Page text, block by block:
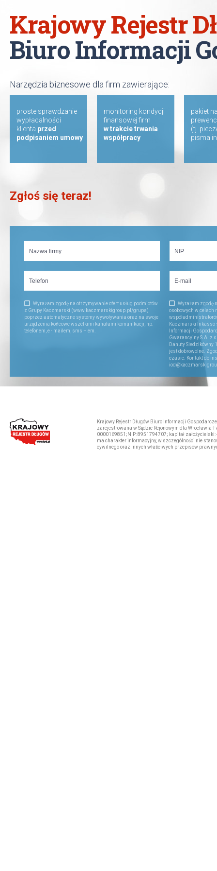
Krajowy Rejestr
Biuro Informacji
Narzędzia biznesowe dla firm zawierające:
proste sprawdzanie
wypłacalności
klienta przed
podpisaniem umowy
monitoring kondycji
finansowej firm
w trakcie trwania
współpracy
pakiet
(tj.
pisma
Zgłoś się teraz!
Wyrażam zgodę na otrzymywanie ofert usług podmiotów
z Grupy Kaczmarski (www.kaczmarskigroup.pl/grupa)
poprzez automatyczne systemy wywoływania oraz na swoje
urządzenia końcowe wszelkimi kanałami komunikacji, np.
telefonem, e - mailem, sms – em.
Wyrażam zgodę
osobowych w celach
Kaczmarski Inkasso
Informacji
Gwarancyjny S.A. z
Danuty Siedzikówny
jest dobrowolne.
czasie. Kontakt do
Krajowy Rejestr Długów Biuro Informacji
zarejestrowana w Sądzie Rejonowym dla Wrocławia-
0000169851;NIP: 8951794707; kapitał
ma charakter informacyjny, w szczególności nie
cywilnego oraz innych właściwych przepisów